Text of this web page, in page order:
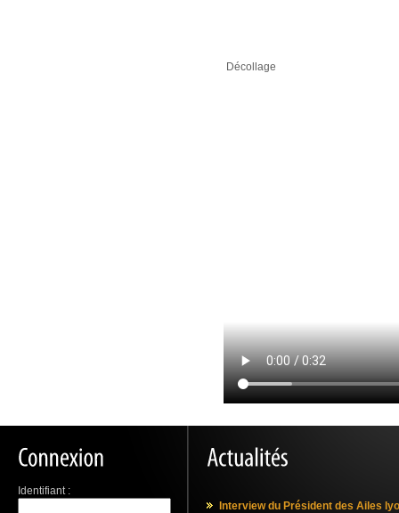
Décollage
Identifiant :
Interview du Président des Ailes